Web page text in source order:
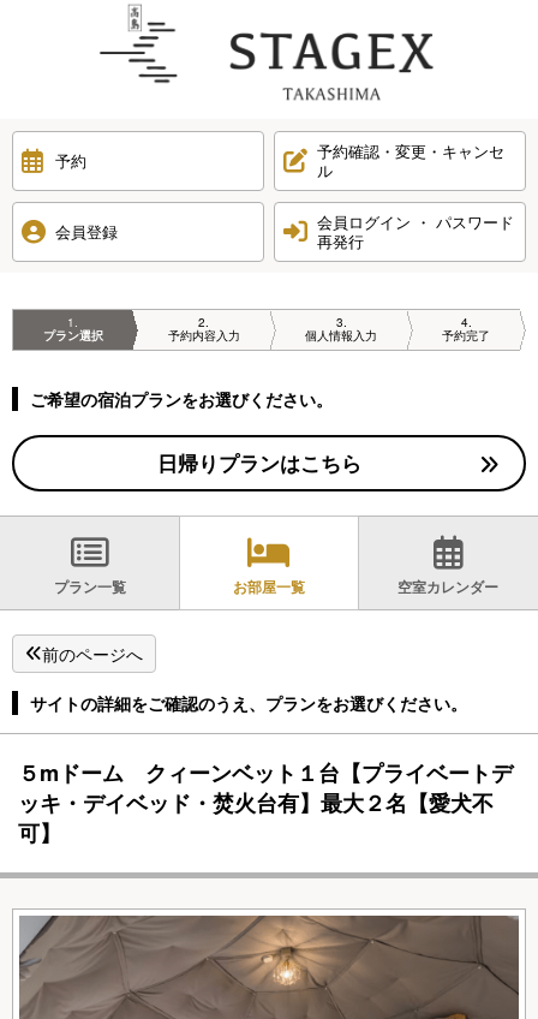
予約
予約確認・変更・キャンセ
ル
会員登録
会員ログイン ・ パスワード
再発行
1
プラン選択
2
予約内容入力
3
個人情報入力
4
予約完了
ご希望の宿泊プランをお選びください。
日帰りプランはこちら
プラン一覧 お部屋一覧 空室カレンダー
前のページへ
サイトの詳細をご確認のうえ、プランをお選びください。
５mドーム クィーンベット１台【プライベートデ
ッキ・デイベッド・焚火台有】最大２名【愛犬不
可】